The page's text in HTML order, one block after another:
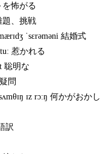
を怖がる
題、挑戦
ˈsɛrəməni 結婚式
惹かれる
聡明な
問
ɪz rɔːŋ 何かがおかし
訳